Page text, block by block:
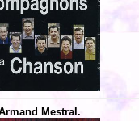
Mestral.